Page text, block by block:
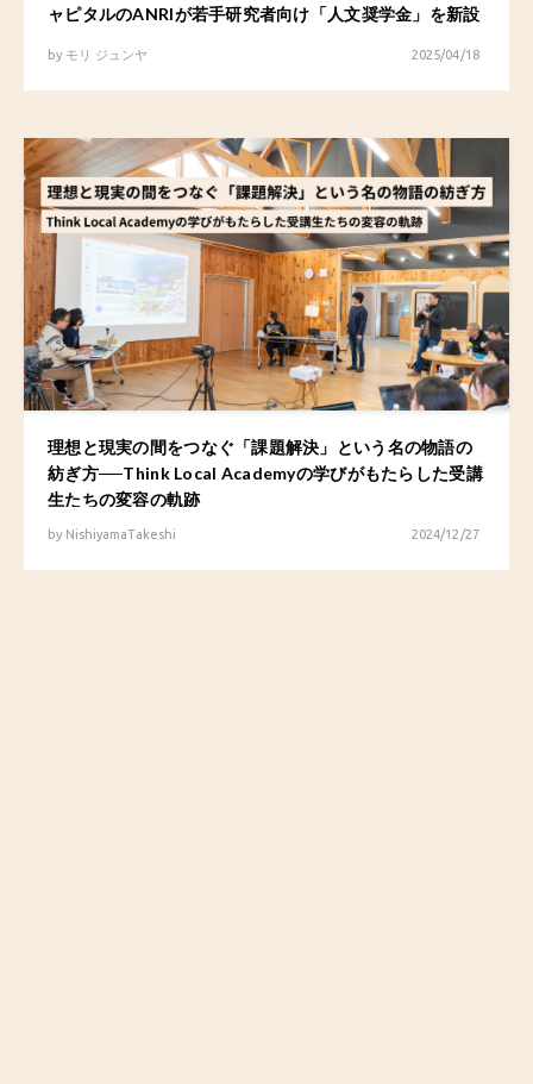
ャピタルのANRIが若手研究者向け「人文奨学金」を新設
by モリ ジュンヤ 2025/04/18
理想と現実の間をつなぐ「課題解決」という名の物語の
紡ぎ方──Think Local Academyの学びがもたらした受講
生たちの変容の軌跡
by NishiyamaTakeshi 2024/12/27